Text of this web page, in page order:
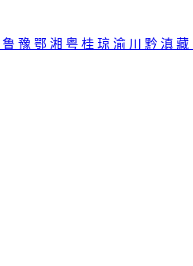
鲁 豫 鄂 湘 粤 桂 琼 渝 川 黔 滇 藏